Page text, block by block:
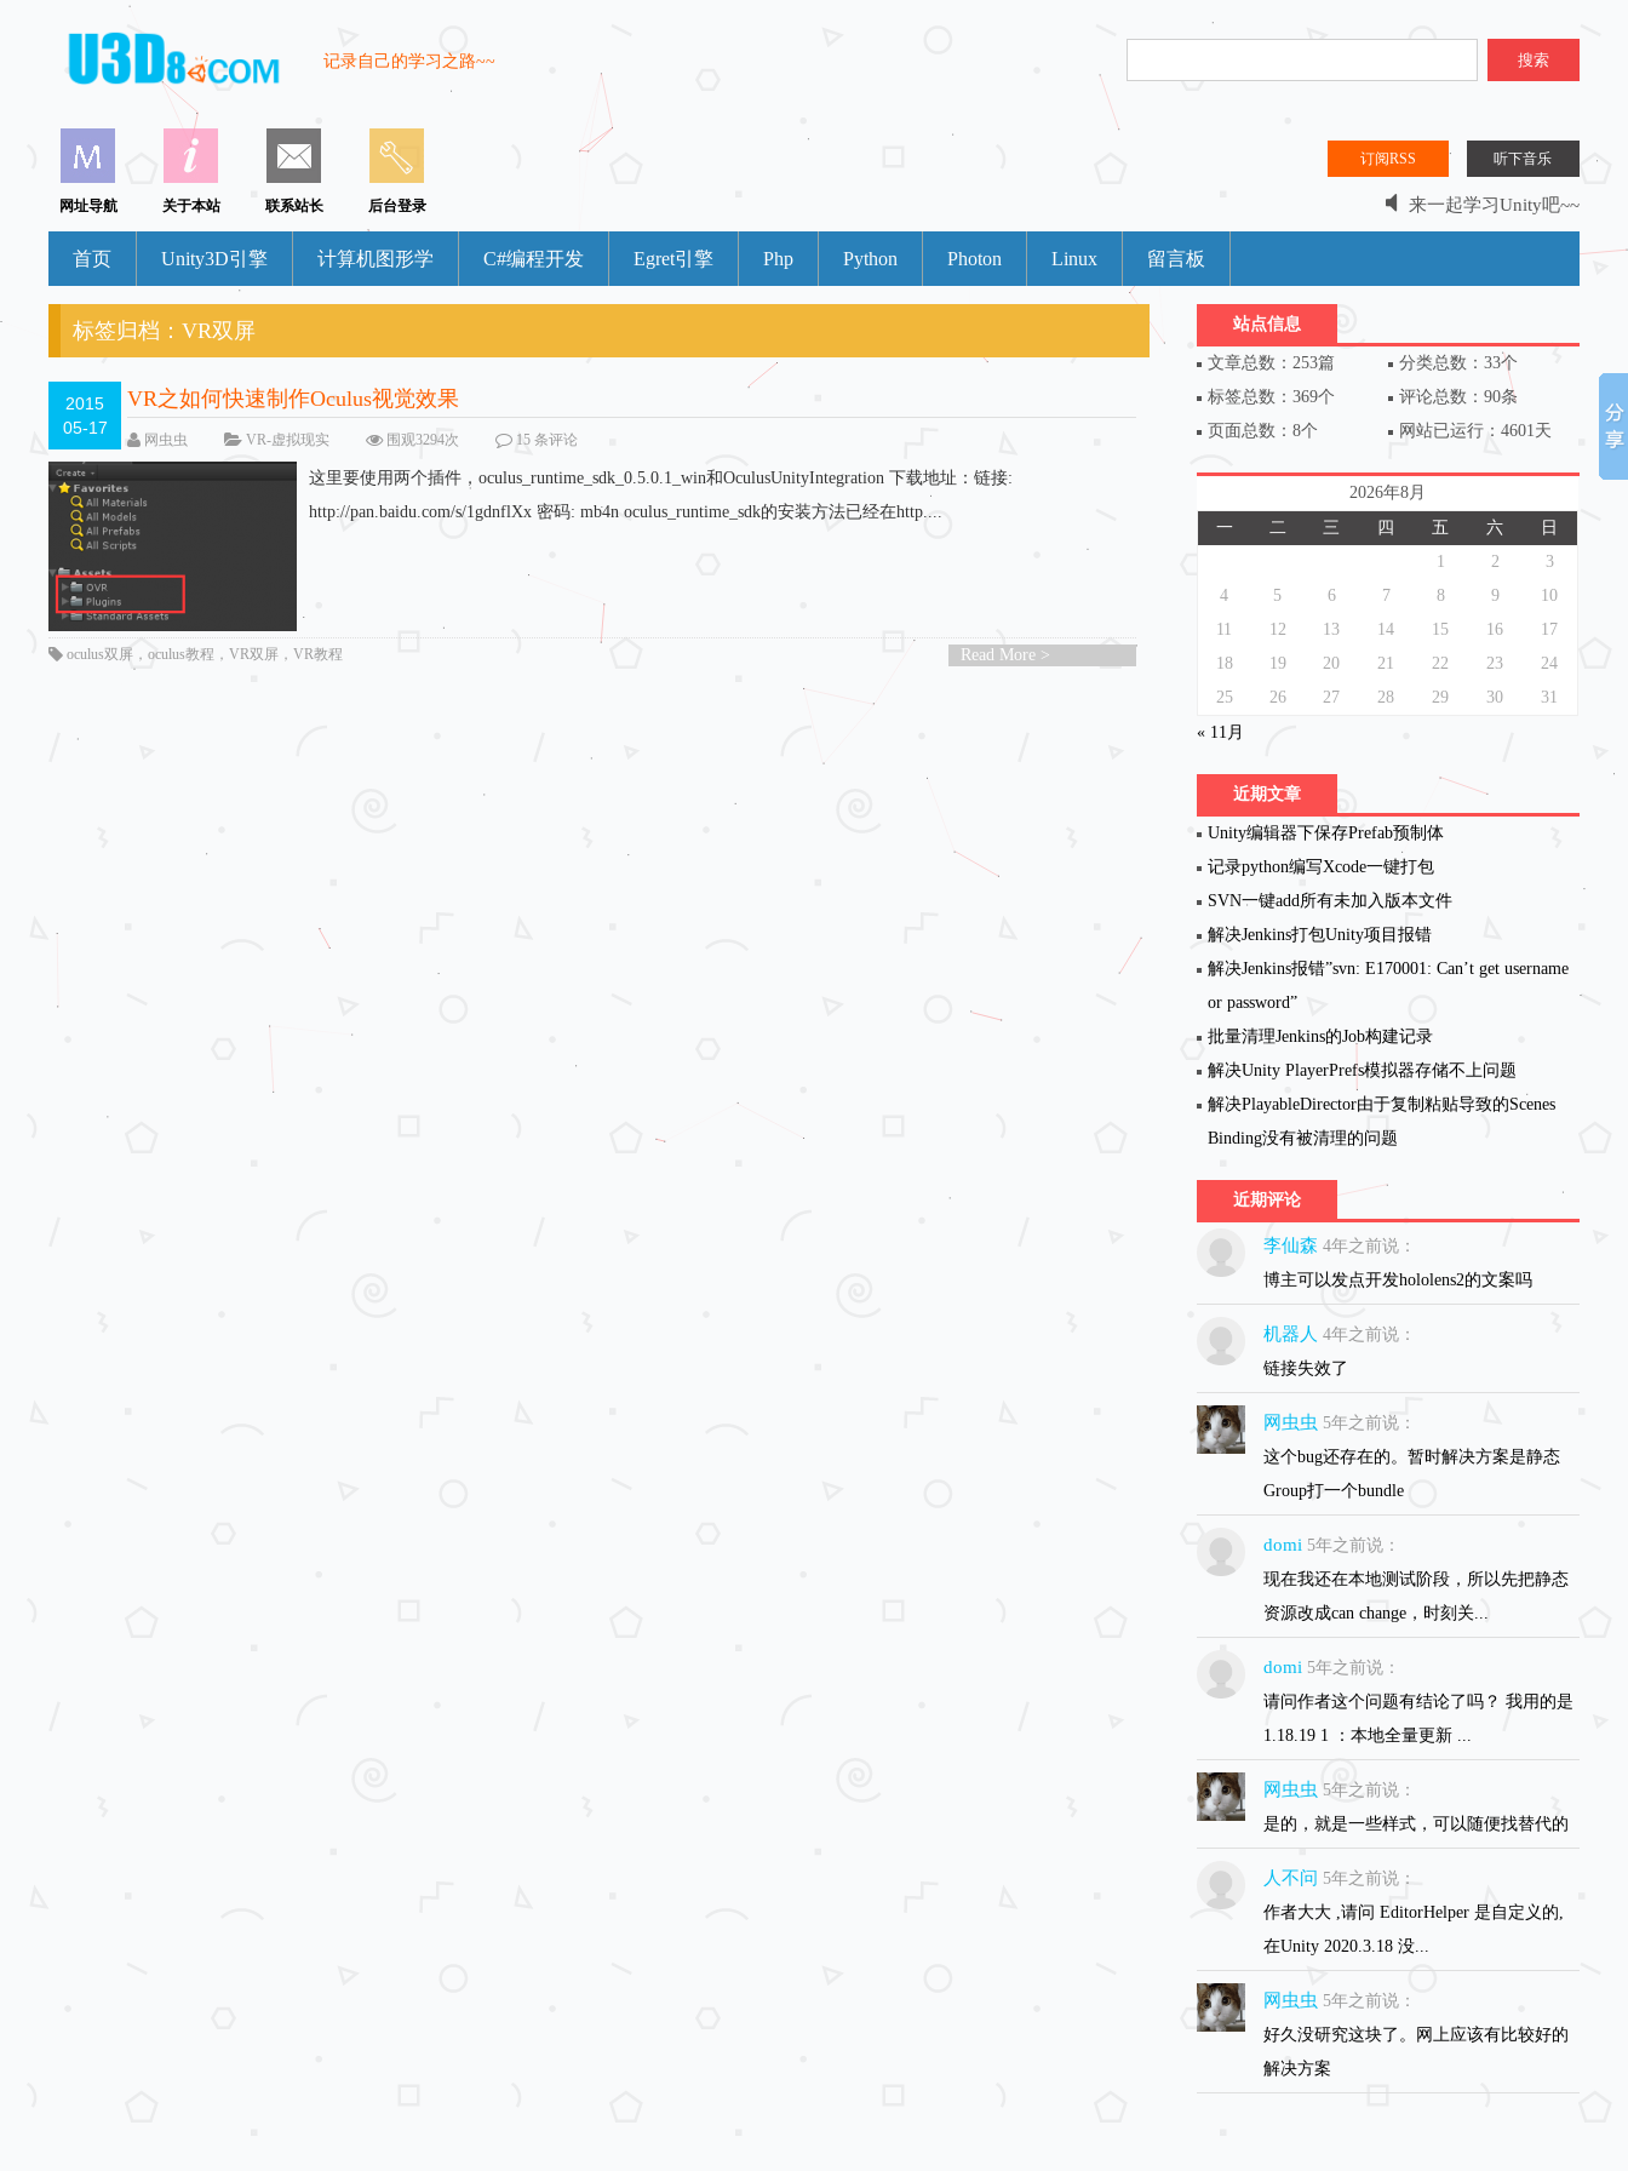
记录自己的学习之路~~ 搜索
听下音乐
订阅RSS
来一起学习Unity吧~~
分享是什么？分享是一种乐趣。。。
网址导航 关于本站 联系站长 后台登录
首页 Unity3D引擎 计算机图形学 C#编程开发 Egret引擎 Php Python Photon Linux 留言板
标签归档：VR双屏
2015
05-17
VR之如何快速制作Oculus视觉效果
网虫虫 VR-虚拟现实 围观3294次 15 条评论
这里要使用两个插件，oculus_runtime_sdk_0.5.0.1_win和OculusUnityIntegration 下载地址：链接:
http://pan.baidu.com/s/1gdnflXx 密码: mb4n oculus_runtime_sdk的安装方法已经在http....
Read More >
oculus双屏 ，oculus教程 ，VR双屏 ，VR教程
站点信息
文章总数：253篇
分类总数：33个
标签总数：369个
评论总数：90条
页面总数：8个
网站已运行：4601天
2026年8月
一
二 三 四 五 六
日
1
2
3
4
5 6 7 8 9
10
11
12 13 14 15 16
17
18
19 20 21 22 23
24
25
26 27 28 29 30
31
« 11月
近期文章
Unity编辑器下保存Prefab预制体
记录python编写Xcode一键打包
SVN一键add所有未加入版本文件
解决Jenkins打包Unity项目报错
解决Jenkins报错”svn: E170001: Can’t get username
or password”
批量清理Jenkins的Job构建记录
解决Unity PlayerPrefs模拟器存储不上问题
解决PlayableDirector由于复制粘贴导致的Scenes
Binding没有被清理的问题
近期评论
李仙森 4年之前说：
博主可以发点开发hololens2的文案吗
机器人 4年之前说：
链接失效了
网虫虫 5年之前说：
这个bug还存在的。暂时解决方案是静态
Group打一个bundle
domi 5年之前说：
现在我还在本地测试阶段，所以先把静态
资源改成can change，时刻关...
domi 5年之前说：
请问作者这个问题有结论了吗？ 我用的是
1.18.19 1 ：本地全量更新 ...
网虫虫 5年之前说：
是的，就是一些样式，可以随便找替代的
人不问 5年之前说：
作者大大 ,请问 EditorHelper 是自定义的,
在Unity 2020.3.18 没...
网虫虫 5年之前说：
好久没研究这块了。网上应该有比较好的
解决方案